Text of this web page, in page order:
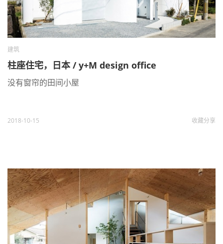
建筑
柱座住宅，日本 / y+M design office
没有窗帘的田间小屋
2018-10-15 收藏分享